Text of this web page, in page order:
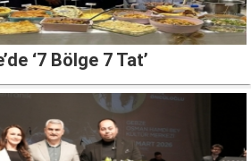
‘7 Bölge 7 Tat’